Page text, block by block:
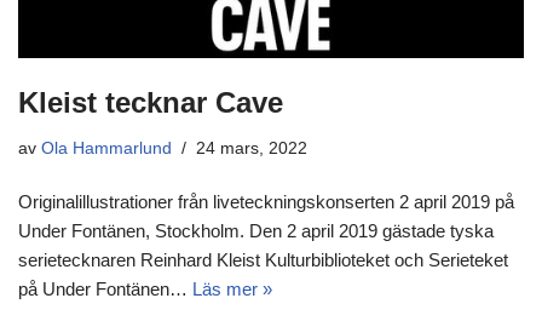
Kleist tecknar Cave
av Ola Hammarlund 24 mars, 2022
Originalillustrationer från liveteckningskonserten 2 april 2019 på
Under Fontänen, Stockholm. Den 2 april 2019 gästade tyska
serietecknaren Reinhard Kleist Kulturbiblioteket och Serieteket
på Under Fontänen… Läs mer »